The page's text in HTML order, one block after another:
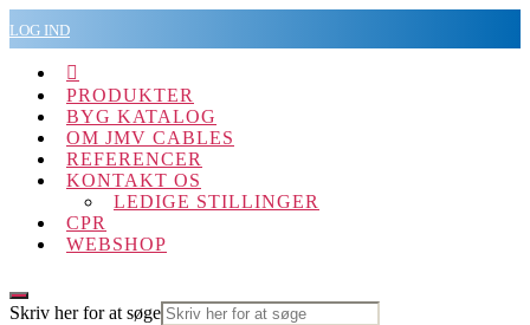
til
indholdet
LOG IND

PRODUKTER
BYG KATALOG
OM JMV CABLES
REFERENCER
KONTAKT OS
LEDIGE STILLINGER
CPR
WEBSHOP
Skriv her for at søge